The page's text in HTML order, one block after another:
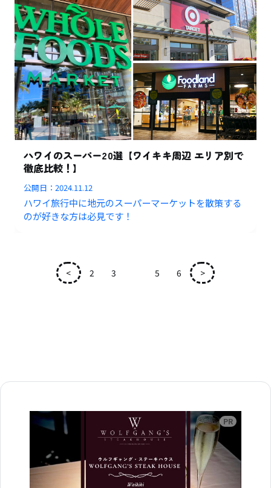
ハワイのスーパー20選【ワイキキ周辺 エリア別で
徹底比較！】
公開日：2024.11.12
ハワイ旅行中に地元のスーパーマーケットを散策する
のが好きな方は必見です！
< 2 3 5 6 >
広告